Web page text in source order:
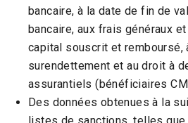
bancaire, à la date de fin de
bancaire, aux frais généraux
capital souscrit et remboursé,
surendettement et au droit à
assurantiels (bénéficiaires
Des données obtenues à la